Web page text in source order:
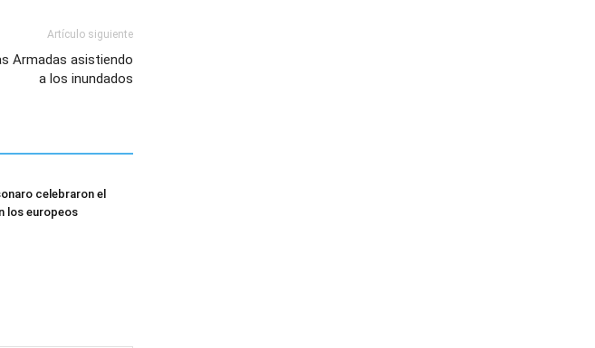
Artículo siguiente
Armadas asistiendo
a los inundados
celebraron el
los europeos